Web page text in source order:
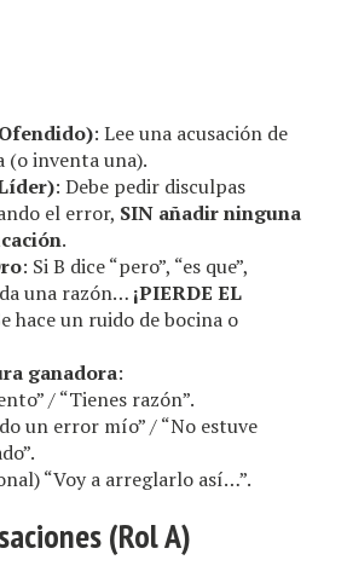
: Lee una acusación de
(o inventa una).
: Debe pedir disculpas
el error, SIN añadir ninguna
.
: Si B dice “pero”, “es que”,
una razón… ¡PIERDE EL
hace un ruido de bocina o
ganadora:
/ “Tienes razón”.
un error mío” / “No estuve
“Voy a arreglarlo así…”.
(Rol A)